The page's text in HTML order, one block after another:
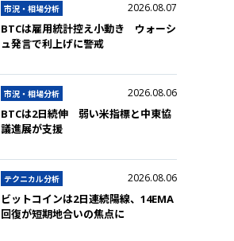
市況・相場分析 2026.08.07
BTCは雇用統計控え小動き ウォーシ
ュ発言で利上げに警戒
市況・相場分析 2026.08.06
BTCは2日続伸 弱い米指標と中東協
議進展が支援
テクニカル分析 2026.08.06
ビットコインは2日連続陽線、14EMA
回復が短期地合いの焦点に